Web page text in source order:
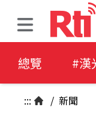
總覽 #漢
::: / 新聞